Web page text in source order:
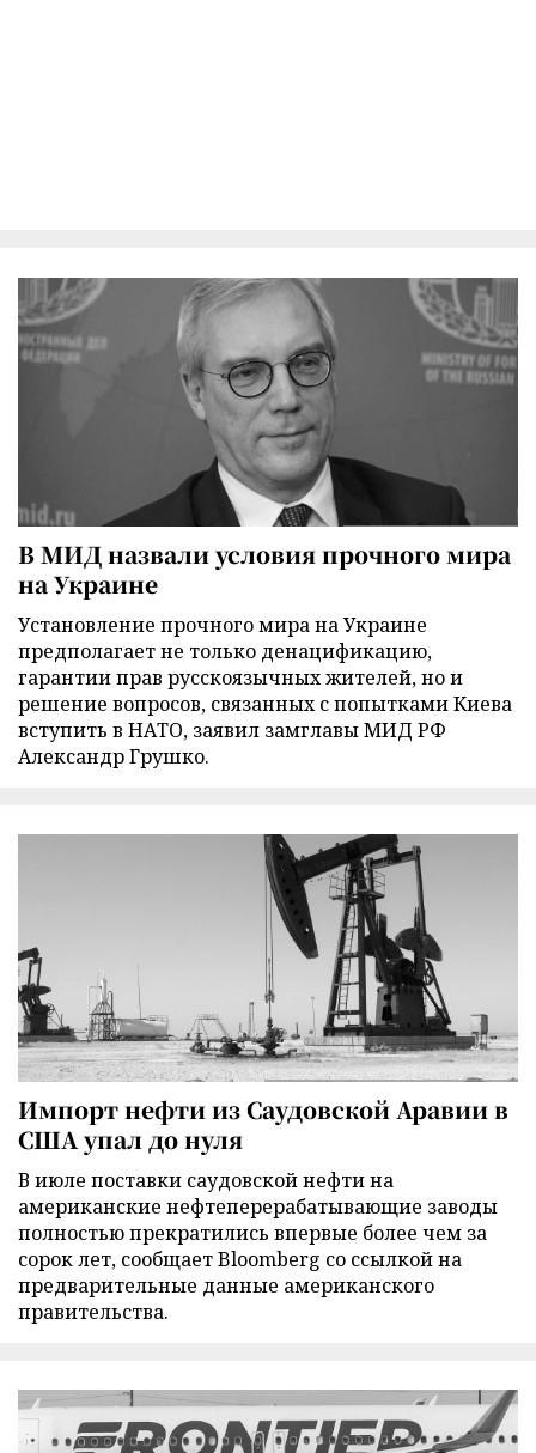
В МИД назвали условия прочного мира
на Украине
Установление прочного мира на Украине
предполагает не только денацификацию,
гарантии прав русскоязычных жителей, но и
решение вопросов, связанных с попытками Киева
вступить в НАТО, заявил замглавы МИД РФ
Александр Грушко.
Импорт нефти из Саудовской Аравии в
США упал до нуля
В июле поставки саудовской нефти на
американские нефтеперерабатывающие заводы
полностью прекратились впервые более чем за
сорок лет, сообщает Bloomberg со ссылкой на
предварительные данные американского
правительства.